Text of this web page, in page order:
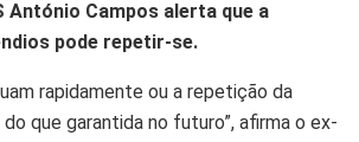
António Campos alerta que a
pode repetir-se.
rapidamente ou a repetição da
que garantida no futuro”, afirma o ex-